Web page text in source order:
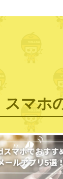
スマホ